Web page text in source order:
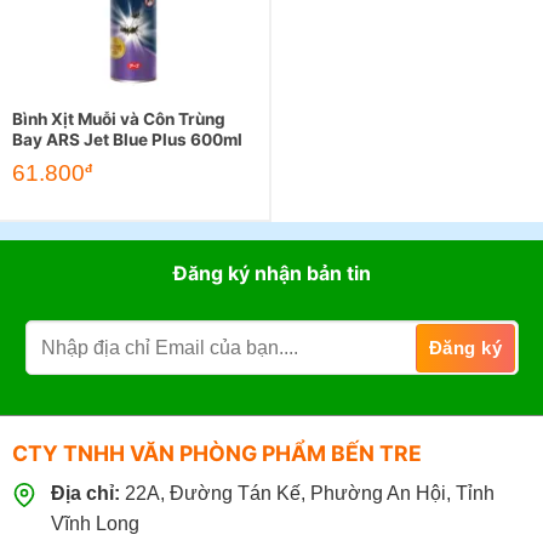
Bình Xịt Muỗi và Côn Trùng
Bay ARS Jet Blue Plus 600ml
61.800đ
Đăng ký nhận bản tin
CTY TNHH VĂN PHÒNG PHẨM BẾN TRE
Địa chỉ: 22A, Đường Tán Kế, Phường An Hội, Tỉnh
Vĩnh Long